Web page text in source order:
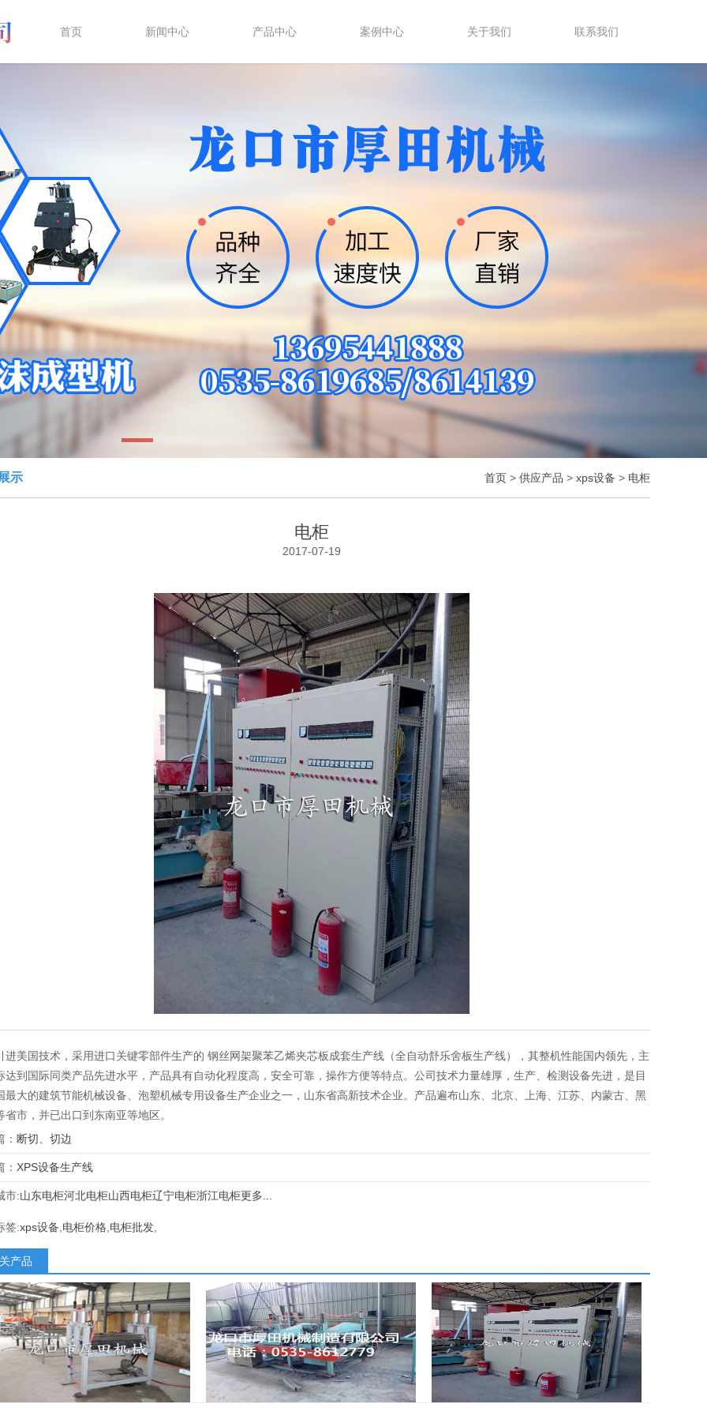
首页 新闻中心 产品中心 案例中心 关于我们 联系我们
示 首页 > 供应产品 > xps设备 > 电柜
电柜
2017-07-19
进美国技术，采用进口关键零部件生产的 钢丝网架聚苯乙烯夹芯板成套生产线（全自动舒乐舍板生产线），其整机性能国内领先，主
达到国际同类产品先进水平，产品具有自动化程度高，安全可靠，操作方便等特点。公司技术力量雄厚，生产、检测设备先进，是目
最大的建筑节能机械设备、泡塑机械专用设备生产企业之一，山东省高新技术企业。产品遍布山东、北京、上海、江苏、内蒙古、黑
省市，并已出口到东南亚等地区。
断切、切边
XPS设备生产线
市:山东电柜河北电柜山西电柜辽宁电柜浙江电柜更多...
签:xps设备 电柜价格 电柜批发
产品